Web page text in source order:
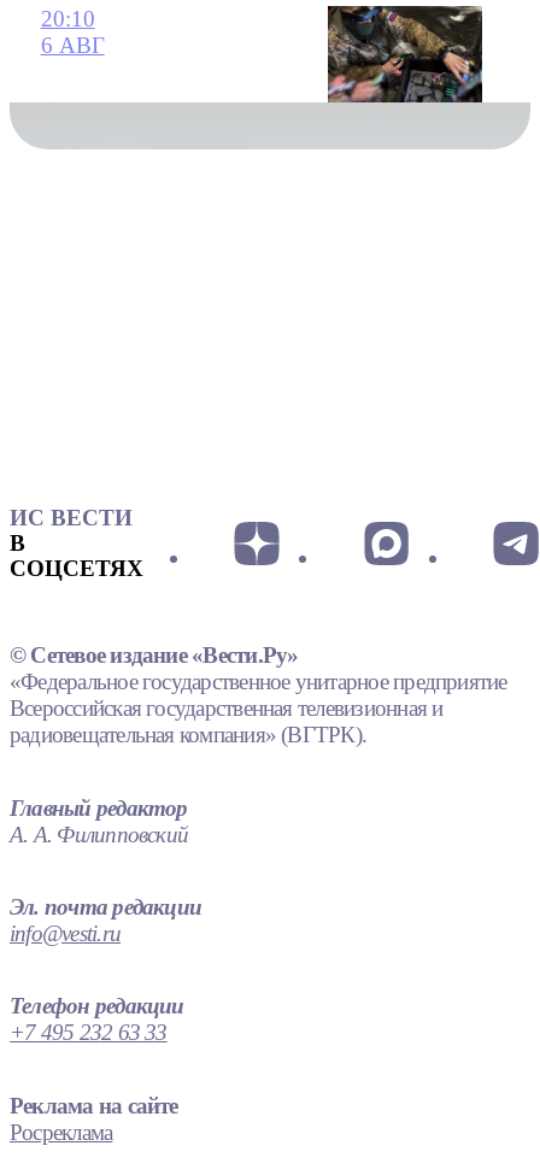
20:10
6 АВГ
ИС ВЕСТИ
В
СОЦСЕТЯХ
© Сетевое издание «Вести.Ру»
«Федеральное государственное унитарное предприятие
Всероссийская государственная телевизионная и
радиовещательная компания» (ВГТРК).
Главный редактор
А. А. Филипповский
Эл. почта редакции
info@vesti.ru
Телефон редакции
+7 495 232 63 33
Реклама на сайте
Росреклама